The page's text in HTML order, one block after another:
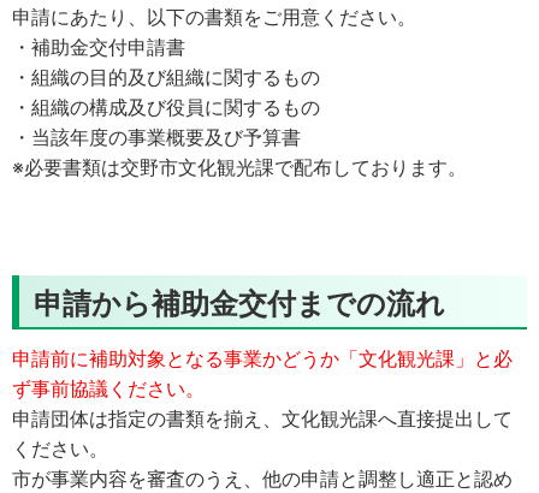
申請にあたり、以下の書類をご用意ください。
・補助金交付申請書
・組織の目的及び組織に関するもの
・組織の構成及び役員に関するもの
・当該年度の事業概要及び予算書
※必要書類は交野市文化観光課で配布しております。
申請から補助金交付までの流れ
申請前に補助対象となる事業かどうか「文化観光課」と必
ず事前協議ください。
申請団体は指定の書類を揃え、文化観光課へ直接提出して
ください。
市が事業内容を審査のうえ、他の申請と調整し適正と認め